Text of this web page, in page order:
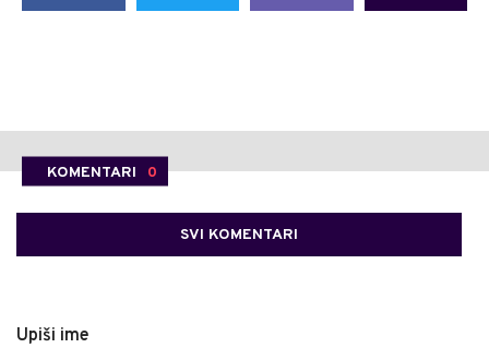
KOMENTARI 0
SVI KOMENTARI
Upiši ime